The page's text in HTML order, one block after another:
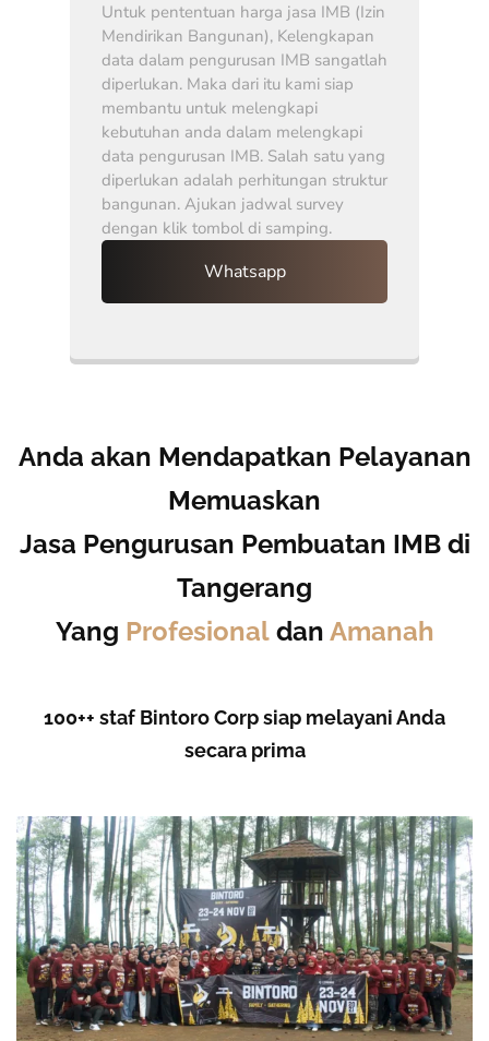
Untuk pententuan harga jasa IMB (Izin
Mendirikan Bangunan), Kelengkapan
data dalam pengurusan IMB sangatlah
diperlukan. Maka dari itu kami siap
membantu untuk melengkapi
kebutuhan anda dalam melengkapi
data pengurusan IMB. Salah satu yang
diperlukan adalah perhitungan struktur
bangunan. Ajukan jadwal survey
dengan klik tombol di samping.
Whatsapp
Anda akan Mendapatkan Pelayanan
Memuaskan
Jasa Pengurusan Pembuatan IMB di
Tangerang
Yang Profesionaldan Amanah
100++ staf Bintoro Corp siap melayani Anda
secara prima